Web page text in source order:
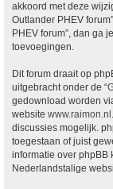
akkoord met deze
Outlander PHEV
PHEV forum”, dan ga
toevoegingen.
Dit forum draait op
uitgebracht onder de “
gedownload worden
website www.raimon.nl
discussies mogelijk.
toegestaan of juist
informatie over phpBB
Nederlandstalige